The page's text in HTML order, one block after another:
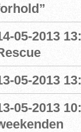
05-2013
05-2013
05-2013